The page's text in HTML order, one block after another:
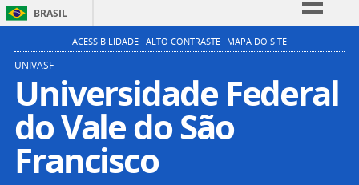
BRASIL
Simplifique!
Participe
Acesso à informação
Legislação
ACESSIBILIDADE ALTO CONTRASTE MAPA DO SITE
UNIVASF
Universidade Federal
do Vale do São
Francisco